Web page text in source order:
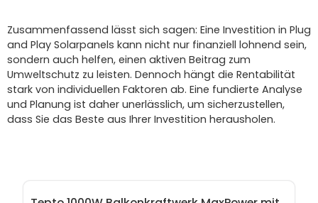
Zusammenfassend lässt sich sagen: Eine Investition in Plug
and Play Solarpanels kann nicht nur finanziell lohnend sein,
sondern auch helfen, einen aktiven Beitrag zum
Umweltschutz zu leisten. Dennoch hängt die Rentabilität
stark von individuellen Faktoren ab. Eine fundierte Analyse
und Planung ist daher unerlässlich, um sicherzustellen,
dass Sie das Beste aus Ihrer Investition herausholen.